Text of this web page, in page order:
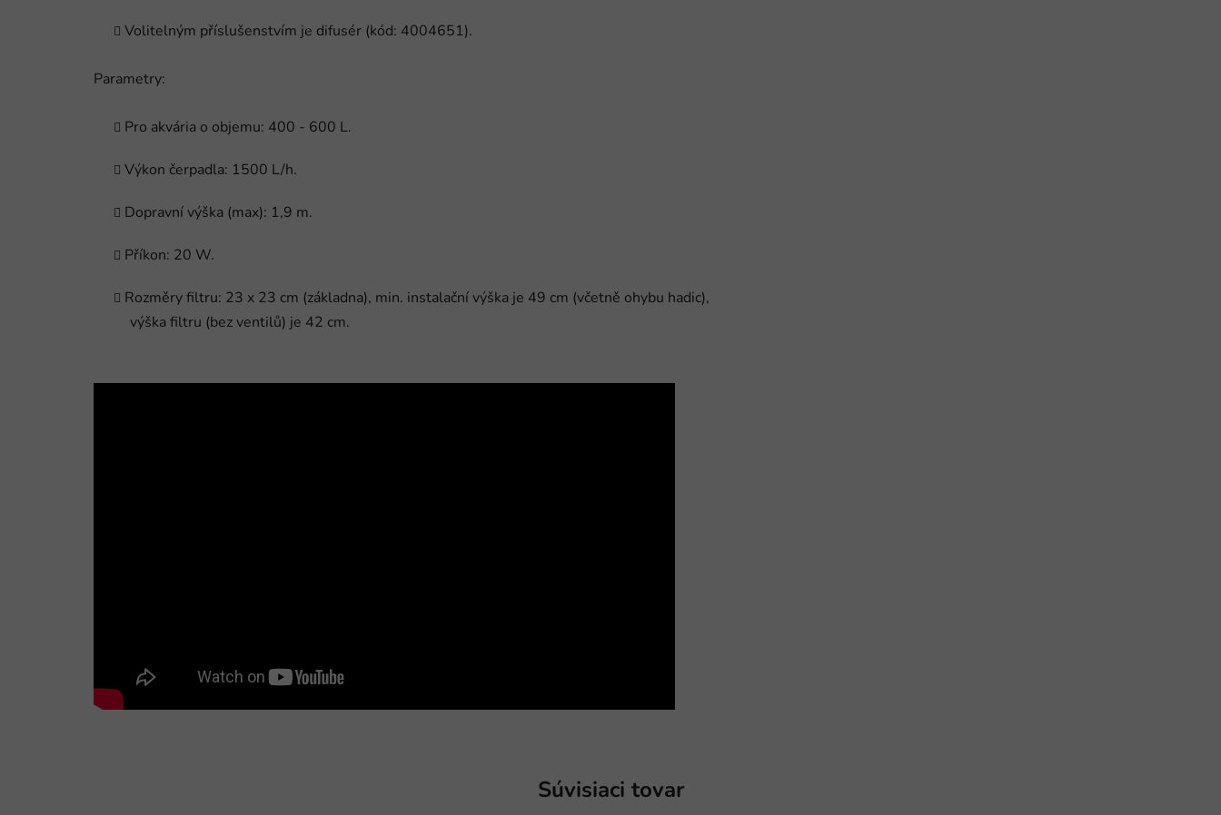
Volitelným příslušenstvím je difusér (kód: 4004651).
Parametry:
Pro akvária o objemu: 400 - 600 L.
Výkon čerpadla: 1500 L/h.
Dopravní výška (max): 1,9 m.
Příkon: 20 W.
Rozměry filtru: 23 x 23 cm (základna), min. instalační výška je 49 cm (včetně ohybu hadic),
výška filtru (bez ventilů) je 42 cm.
Súvisiaci tovar